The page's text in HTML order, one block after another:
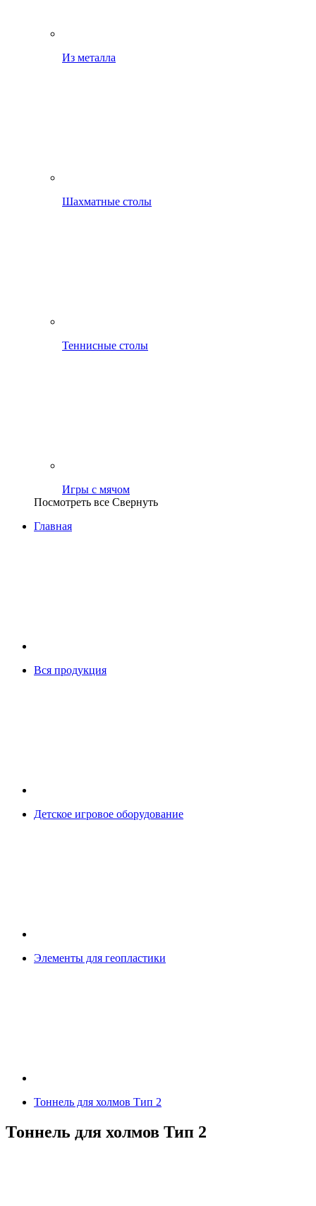
Из металла
Шахматные столы
Теннисные столы
Игры с мячом
Посмотреть все Свернуть
Главная
Вся продукция
Детское игровое оборудование
Элементы для геопластики
Тоннель для холмов Тип 2
Тоннель для холмов Тип 2